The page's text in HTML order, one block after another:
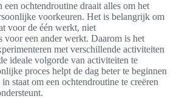
een ochtendroutine draait alles om het
voorkeuren. Het is belangrijk om
voor de één werkt, niet
een ander werkt. Daarom is het
met verschillende activiteiten
ideale volgorde van activiteiten te
proces helpt de dag beter te beginnen
staat om een ochtendroutine te creëren